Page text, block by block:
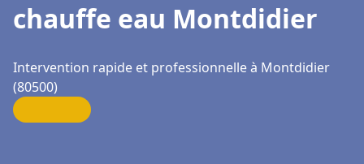
chauffe eau Montdidier
Intervention rapide et professionnelle à Montdidier
(80500)